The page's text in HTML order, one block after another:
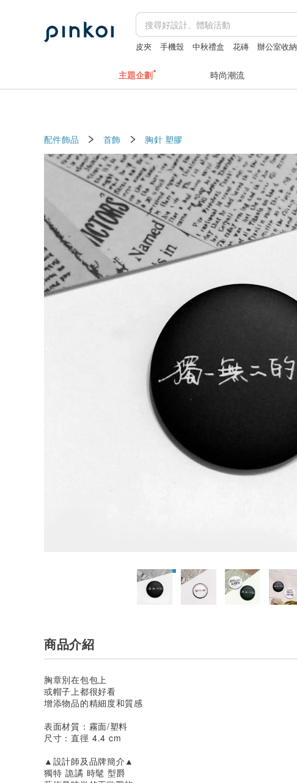
皮夾 手機殼 中秋禮盒 花磚 辦公室收納
主題企劃 時尚潮流
配件飾品 首飾 胸針 塑膠
商品介紹
胸章別在包包上
或帽子上都很好看
增添物品的精細度和質感
表面材質：霧面/塑料
尺寸：直徑 4.4 cm
▲設計師及品牌簡介▲
獨特 詭譎 時髦 型爵